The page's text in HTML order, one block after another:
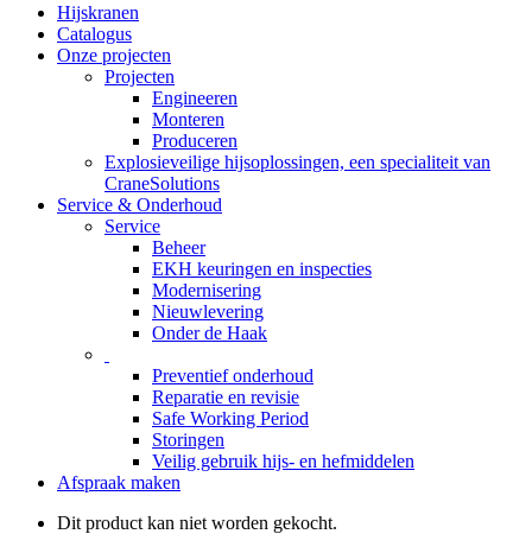
Hijskranen
Catalogus
Onze projecten
Projecten
Engineeren
Monteren
Produceren
Explosieveilige hijsoplossingen, een specialiteit van
CraneSolutions
Service & Onderhoud
Service
Beheer
EKH keuringen en inspecties
Modernisering
Nieuwlevering
Onder de Haak
Preventief onderhoud
Reparatie en revisie
Safe Working Period
Storingen
Veilig gebruik hijs- en hefmiddelen
Afspraak maken
Dit product kan niet worden gekocht.